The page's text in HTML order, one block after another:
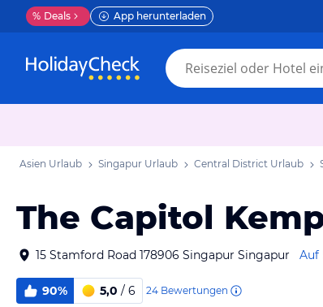
% Deals App herunterladen
Asien Urlaub Singapur Urlaub Central District Urlaub
The Capitol
15 Stamford Road 178906 Singapur Singapur Auf
90% 5,0 / 6 24 Bewertungen